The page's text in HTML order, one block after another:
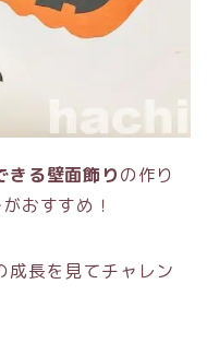
きる壁面飾りの作り
おすすめ！
成長を見てチャレン